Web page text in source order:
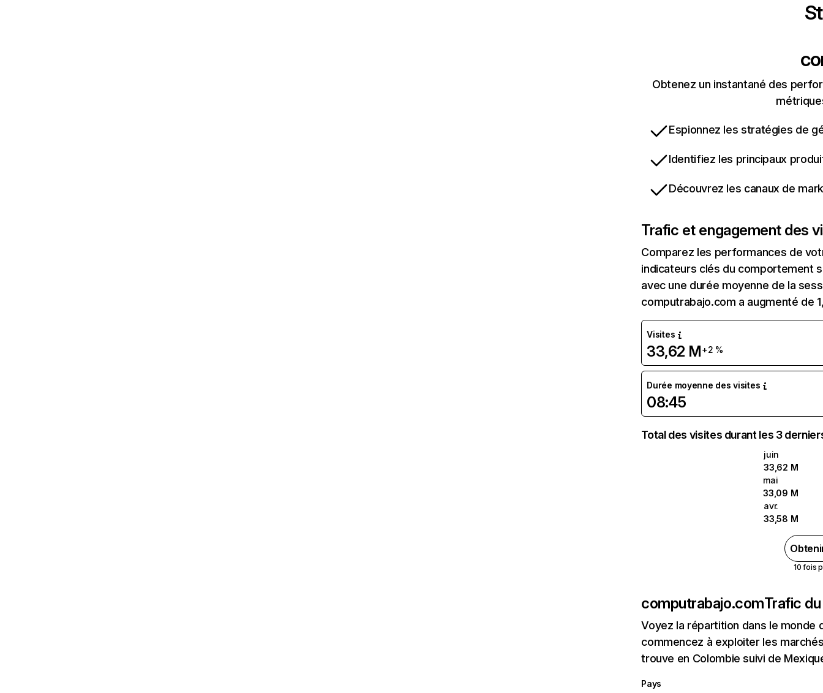
Obtenez un instantané des
Espionnez les stratégies de
Identifiez les principaux
Découvrez les canaux de
Trafic et engagement des
Comparez les performances de
indicateurs clés du comportement
avec une durée moyenne de la
computrabajo.com a augmenté de
Visites
33,62 M+2 %
Durée moyenne des visites
08:45
Total des visites durant les 3
juin
33,62 M
mai
33,09 M
avr.
33,58 M
10 fois
computrabajo.comTrafic
Voyez la répartition dans le
commencez à exploiter les
trouve en Colombie suivi de
Pays